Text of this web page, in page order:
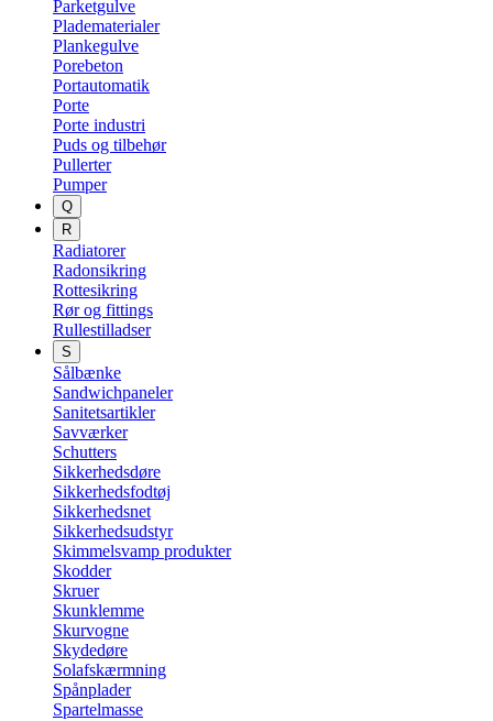
Parketgulve
Pladematerialer
Plankegulve
Porebeton
Portautomatik
Porte
Porte industri
Puds og tilbehør
Pullerter
Pumper
Q
R
Radiatorer
Radonsikring
Rottesikring
Rør og fittings
Rullestilladser
S
Sålbænke
Sandwichpaneler
Sanitetsartikler
Savværker
Schutters
Sikkerhedsdøre
Sikkerhedsfodtøj
Sikkerhedsnet
Sikkerhedsudstyr
Skimmelsvamp produkter
Skodder
Skruer
Skunklemme
Skurvogne
Skydedøre
Solafskærmning
Spånplader
Spartelmasse